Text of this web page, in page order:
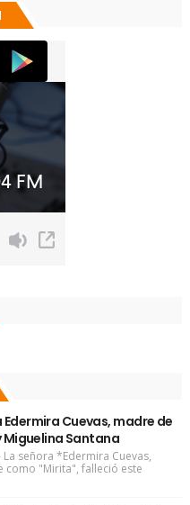
Cuevas, madre de
Santana
La señora *Edermira Cuevas,
como "Mirita", falleció este